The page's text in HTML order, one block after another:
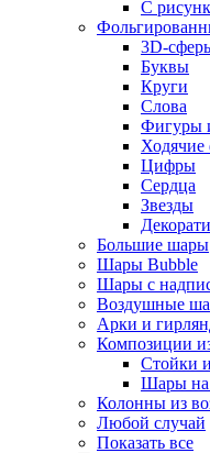
С
3D-
Буквы
Круги
Слова
Фигуры
Цифры
Сердца
Звезды
Большие шары
Шары Bubble
Шары с
Воздушные
Арки и
Композиции
Стойки
Шары на
Колонны из
Любой случай
Показать все